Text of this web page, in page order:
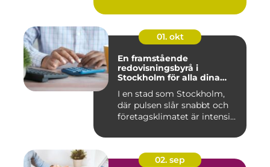
01. okt
En framstående
redovisningsbyrå i
Stockholm för alla dina
I en stad som Stockholm,
där pulsen slår snabbt och
företagsklimatet är intensi...
02. sep